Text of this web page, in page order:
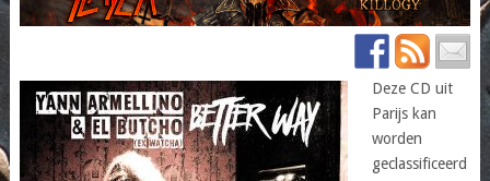
Deze CD uit
Parijs kan
worden
geclassificeerd